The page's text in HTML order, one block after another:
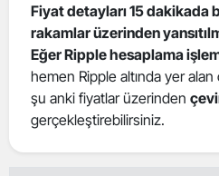
Fiyat detayları 15 dakikada
rakamlar üzerinden
Eğer Ripple hesaplama
hemen Ripple altında yer alan
şu anki fiyatlar üzerinden
gerçekleştirebilirsiniz.